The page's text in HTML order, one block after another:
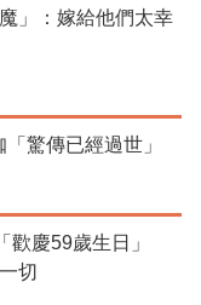
」：嫁給他們太幸
驚傳已經過世」
歡慶59歲生日」
切